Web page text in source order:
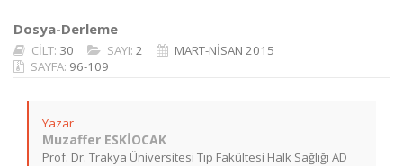
Dosya-Derleme
CİLT: 30 SAYI: 2
MART-NİSAN 2015
SAYFA: 96-109
Yazar
Muzaffer ESKİOCAK
Prof. Dr. Trakya Üniversitesi Tıp Fakültesi Halk Sağlığı AD